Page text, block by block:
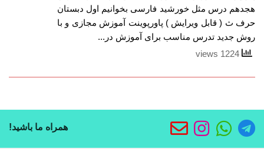
هجدهم درس مثل خورشید فارسی بخوانیم اول دبستان
حرف ث ( قابل ویرایش ) پاورپوینت آموزش مجازی و با
روش جدید تدرس مناسب برای آموزش در...
همراه ما باشید!